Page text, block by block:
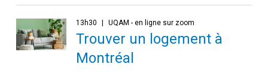
13h30 UQAM - en ligne sur zoom
Trouver un logement à
Montréal